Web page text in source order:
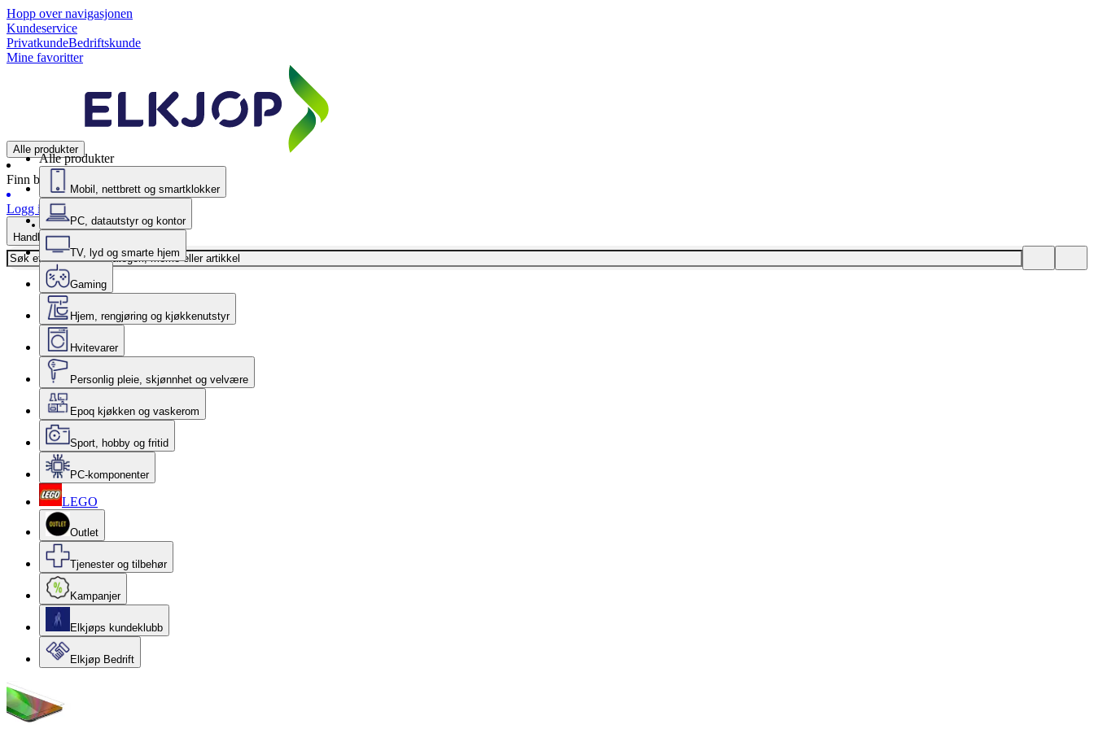
Hopp over navigasjonen
Kundeservice
PrivatkundeBedriftskunde
Mine favoritter
Alle produkter
Finn butikk
Logg inn
Handlekurv
Alle produkter
Mobil, nettbrett og smartklokker
PC, datautstyr og kontor
TV, lyd og smarte hjem
Gaming
Hjem, rengjøring og kjøkkenutstyr
Hvitevarer
Personlig pleie, skjønnhet og velvære
Epoq kjøkken og vaskerom
Sport, hobby og fritid
PC-komponenter
LEGO
Outlet
Tjenester og tilbehør
Kampanjer
Elkjøps kundeklubb
Elkjøp Bedrift